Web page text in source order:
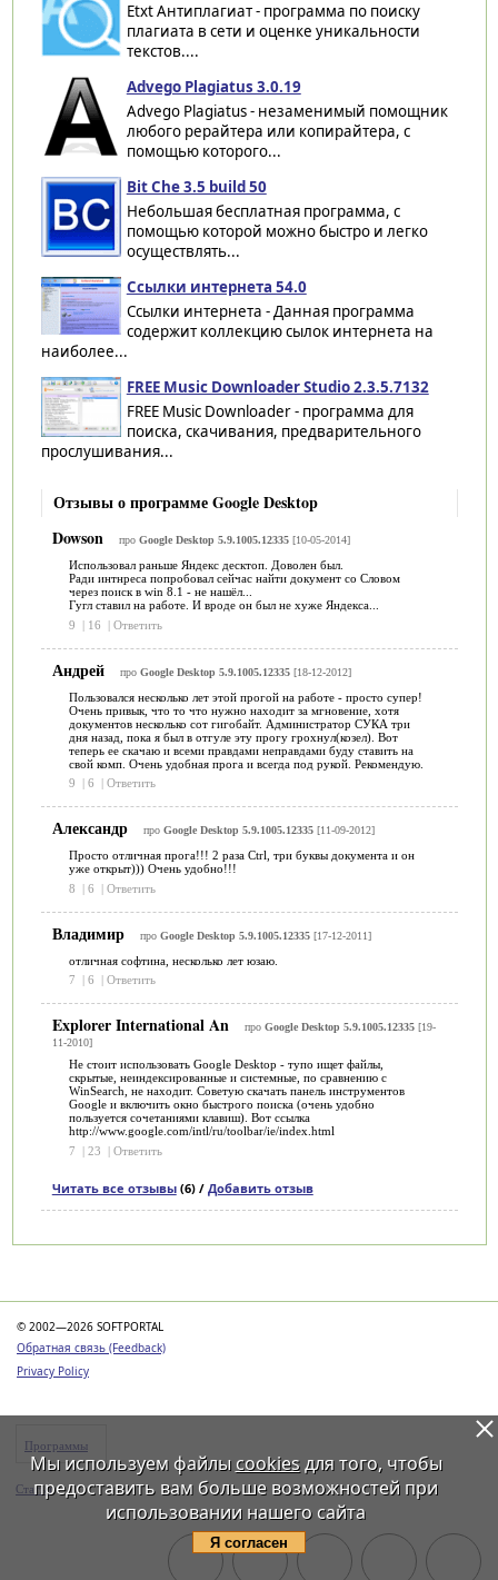
Etxt Антиплагиат - программа по поиску
плагиата в сети и оценке уникальности
текстов....
Advego Plagiatus 3.0.19
Advego Plagiatus - незаменимый помощник
любого рерайтера или копирайтера, с
помощью которого...
Bit Che 3.5 build 50
Небольшая бесплатная программа, с
помощью которой можно быстро и легко
осуществлять...
Ссылки интернета 54.0
Ссылки интернета - Данная программа
содержит коллекцию сылок интернета на
наиболее...
FREE Music Downloader Studio 2.3.5.7132
FREE Music Downloader - программа для
поиска, скачивания, предварительного
прослушивания...
Отзывы о программе Google Desktop
Dowson
про Google Desktop 5.9.1005.12335[10-05-2014]
Использовал раньше Яндекс десктоп. Доволен был.
Ради интнреса попробовал сейчас найти документ со Словом
через поиск в win 8.1 - не нашёл...
Гугл ставил на работе. И вроде он был не хуже Яндекса...
9
| 16 | Ответить
Андрей про Google Desktop 5.9.1005.12335[18-12-2012]
Пользовался несколько лет этой прогой на работе - просто супер!
Очень привык, что то что нужно находит за мгновение, хотя
документов несколько сот гигобайт. Администратор СУКА три
дня назад, пока я был в отгуле эту прогу грохнул(козел). Вот
теперь ее скачаю и всеми правдами неправдами буду ставить на
свой комп. Очень удобная прога и всегда под рукой. Рекомендую.
9
6 Ответить
Александр про Google Desktop 5.9.1005.12335[11-09-2012]
Просто отличная прога!!! 2 раза Ctrl, три буквы документа и он
уже открыт))) Очень удобно!!!
8
| 6 | Ответить
Владимир про Google Desktop 5.9.1005.12335[17-12-2011]
отличная софтина, несколько лет юзаю.
7
6 Ответить
Explorer International An про Google Desktop 5.9.1005.12335[19-
11-2010]
Не стоит использовать Google Desktop - тупо ищет файлы,
скрытые, неиндексированные и системные, по сравнению с
WinSearch, не находит. Советую скачать панель инструментов
Google и включить окно быстрого поиска (очень удобно
пользуется сочетаниями клавиш). Вот ссылка
http://www.google.com/intl/ru/toolbar/ie/index.html
7
| 23 | Ответить
Читать все отзывы(6) / Добавить отзыв
© 2002—2026 SOFTPORTAL
Обратная связь (Feedback)
Privacy Policy
Программы
Статьи
Мы используем файлы cookiesдля того, чтобы
предоставить вам больше возможностей при
использовании нашего сайта